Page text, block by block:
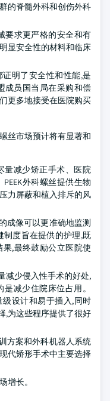
的脊髓外科和创伤外科
要求更严格的安全和有
显安全性的材料和临床
证明了安全性和性能,是
成员国当局在采购和偿
更多地接受在医院购买
丝市场预计将有显著和
量减少矫正手术、医院
外科螺丝提供生物
力屏蔽和植入排斥的风
成像可以更准确地监测
制度旨在提供的护理,既
,最终鼓励公立医院使
减少侵入性手术的好处,
减少住院床位占用。
级设计和易于插入,同时
,为这些程序提供了很好
方案和外科机器人系统
代矫形手术中主要选择
增长。